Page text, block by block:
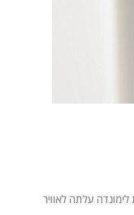
עלתה לאוויר